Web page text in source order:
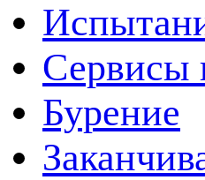
Сервисы
Бурение